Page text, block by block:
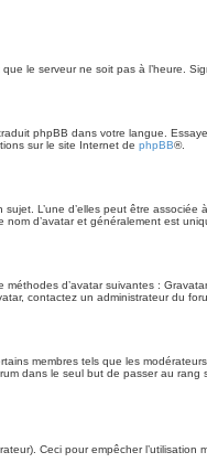
le serveur ne soit pas à l’heure.
phpBB dans votre langue.
sur le site Internet de phpBB®.
L’une d’elles peut être
d’avatar et généralement est
d’avatar suivantes :
contactez un administrateur du
membres tels que les
dans le seul but de passer au
Ceci pour empêcher l’utilisation